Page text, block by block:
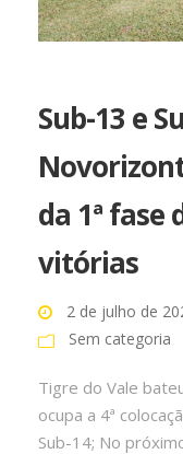
Sub-13 e
da 1ª fase
vitórias
2 de julho de
Sem categoria
Tigre do Vale
ocupa a 4ª
Sub-14; No